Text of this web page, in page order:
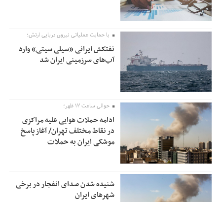
با حمایت عملیاتی نیروی دریایی ارتش؛
نفتکش ایرانی «سیلی سیتی» وارد
آب‌های سرزمینی ایران شد
حوالی ساعت ۱۲ ظهر؛
ادامه حملات هوایی علیه مراکزی
در نقاط مختلف تهران/ آغاز پاسخ
موشکی ایران به حملات
شنیده شدن صدای انفجار در برخی
شهرهای ایران